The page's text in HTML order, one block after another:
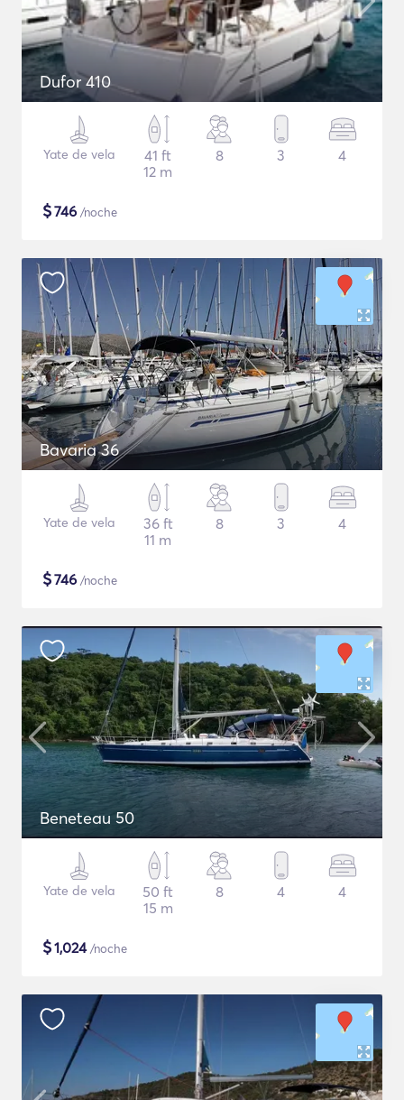
Dufor 410
Yate de vela
41 ft
12 m
8 3 4
$746 /noche
Bavaria 36
Yate de vela
36 ft
11 m
8 3 4
$746 /noche
Beneteau 50
Yate de vela
50 ft
15 m
8 4 4
$1,024/noche